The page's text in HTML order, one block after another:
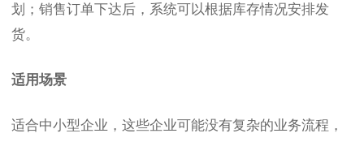
划；销售订单下达后，系统可以根据库存情况安排发
货。
适用场景
适合中小型企业，这些企业可能没有复杂的业务流程，